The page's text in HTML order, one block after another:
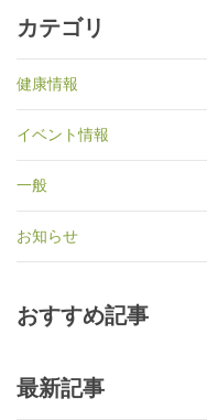
カテゴリ
健康情報
イベント情報
一般
お知らせ
おすすめ記事
最新記事